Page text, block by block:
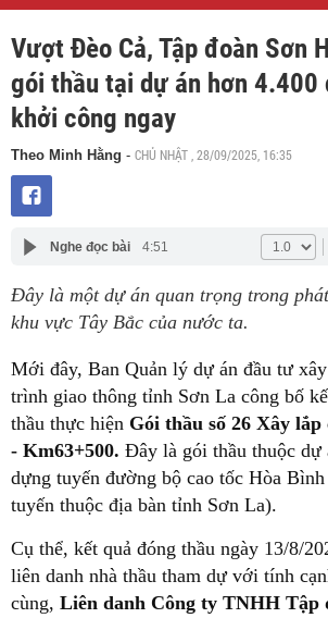
Vượt Đèo Cả, Tập đoàn Sơn
gói thầu tại dự án hơn 4.400
khởi công ngay
Theo Minh Hằng - CHỦ NHẬT , 28/09/2025, 16:35
Nghe đọc bài 4:51
Đây là một dự án quan trọng trong
khu vực Tây Bắc của nước ta.
Mới đây, Ban Quản lý dự án đầu tư
trình giao thông tỉnh Sơn La công bố
thầu thực hiện Gói thầu số 26 Xây
- Km63+500. Đây là gói thầu thuộc
dựng tuyến đường bộ cao tốc Hòa
tuyến thuộc địa bàn tỉnh Sơn La).
Cụ thể, kết quả đóng thầu ngày 13/8/
liên danh nhà thầu tham dự với tính
cùng, Liên danh Công ty TNHH Tập